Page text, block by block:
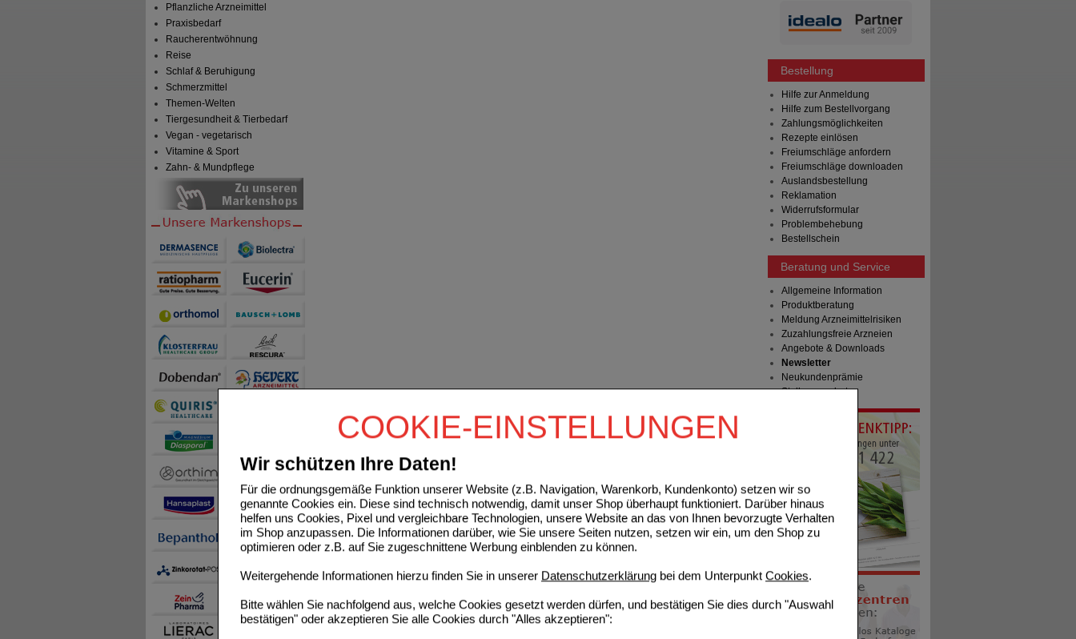
COOKIE-EINSTELLUNGEN
Wir schützen Ihre Daten!
Für die ordnungsgemäße Funktion unserer Website (z.B. Navigation, Warenkorb, Kundenkonto) setzen wir so
genannte Cookies ein. Diese sind technisch notwendig, damit unser Shop überhaupt funktioniert. Darüber hinaus
helfen uns Cookies, Pixel und vergleichbare Technologien, unsere Website an das von Ihnen bevorzugte Verhalten
im Shop anzupassen. Die Informationen darüber, wie Sie unsere Seiten nutzen, setzen wir ein, um den Shop zu
optimieren oder z.B. auf Sie zugeschnittene Werbung einblenden zu können.
Weitergehende Informationen hierzu finden Sie in unserer Datenschutzerklärung bei dem Unterpunkt Cookies.
Bitte wählen Sie nachfolgend aus, welche Cookies gesetzt werden dürfen, und bestätigen Sie dies durch "Auswahl
bestätigen" oder akzeptieren Sie alle Cookies durch "Alles akzeptieren":
Pflanzliche Arzneimittel
Praxisbedarf
Raucherentwöhnung
Reise
Schlaf & Beruhigung
Schmerzmittel
Themen-Welten
Tiergesundheit & Tierbedarf
Vegan - vegetarisch
Vitamine & Sport
Zahn- & Mundpflege
Bestellung
Hilfe zur Anmeldung
Hilfe zum Bestellvorgang
Zahlungsmöglichkeiten
Rezepte einlösen
Freiumschläge anfordern
Freiumschläge downloaden
Auslandsbestellung
Reklamation
Widerrufsformular
Problembehebung
Bestellschein
Beratung und Service
Allgemeine Information
Produktberatung
Meldung Arzneimittelrisiken
Zuzahlungsfreie Arzneien
Angebote & Downloads
Newsletter
Neukundenprämie
Stellenangebote